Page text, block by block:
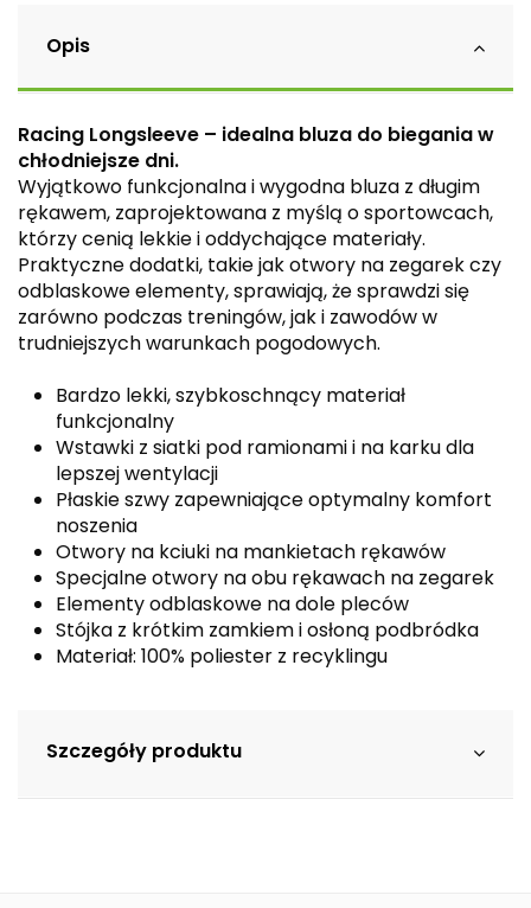
Opis
Racing Longsleeve – idealna bluza do biegania w
chłodniejsze dni.
Wyjątkowo funkcjonalna i wygodna bluza z długim
rękawem, zaprojektowana z myślą o sportowcach,
którzy cenią lekkie i oddychające materiały.
Praktyczne dodatki, takie jak otwory na zegarek czy
odblaskowe elementy, sprawiają, że sprawdzi się
zarówno podczas treningów, jak i zawodów w
trudniejszych warunkach pogodowych.
Bardzo lekki, szybkoschnący materiał
funkcjonalny
Wstawki z siatki pod ramionami i na karku dla
lepszej wentylacji
Płaskie szwy zapewniające optymalny komfort
noszenia
Otwory na kciuki na mankietach rękawów
Specjalne otwory na obu rękawach na zegarek
Elementy odblaskowe na dole pleców
Stójka z krótkim zamkiem i osłoną podbródka
Materiał: 100% poliester z recyklingu
Szczegóły produktu